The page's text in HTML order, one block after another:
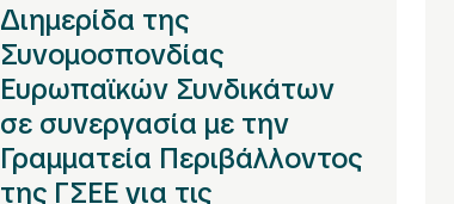
Διημερίδα της
Συνομοσπονδίας
Ευρωπαϊκών Συνδικάτων
σε συνεργασία με την
Γραμματεία Περιβάλλοντος
της ΓΣΕΕ για τις